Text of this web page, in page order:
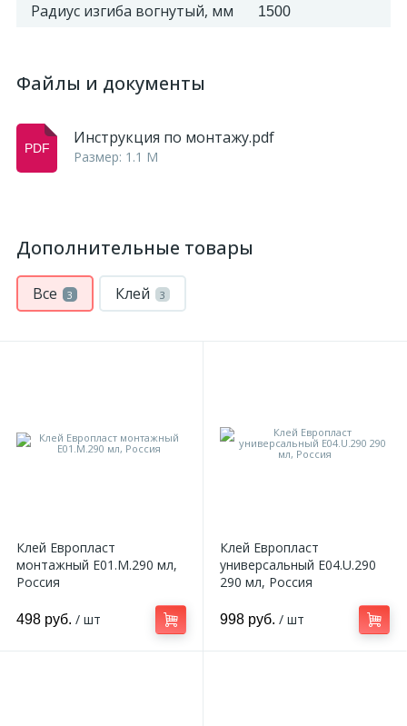
Радиус изгиба вогнутый, мм 1500
Файлы и документы
Инструкция по монтажу.pdf
Размер: 1.1 M
Дополнительные товары
Все 3 Клей 3
Клей Европласт
монтажный E01.M.290 мл,
Россия
498 руб. / шт
Клей Европласт
универсальный E04.U.290
290 мл, Россия
998 руб. / шт